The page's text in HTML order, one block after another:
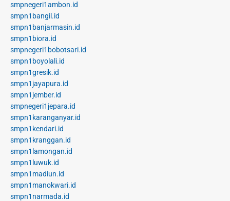
smpnegeri1ambon.id
smpn1bangil.id
smpn1banjarmasin.id
smpn1biora.id
smpnegeri1bobotsari.id
smpn1boyolali.id
smpn1gresik.id
smpn1jayapura.id
smpn1jember.id
smpnegeri1jepara.id
smpn1karanganyar.id
smpn1kendari.id
smpn1kranggan.id
smpn1lamongan.id
smpn1luwuk.id
smpn1madiun.id
smpn1manokwari.id
smpn1narmada.id